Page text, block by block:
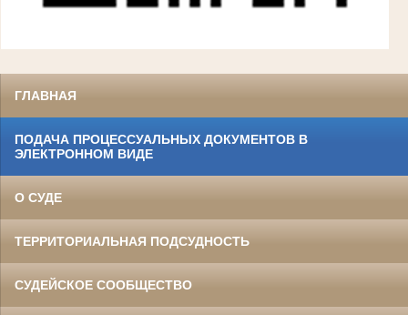
ГЛАВНАЯ
ПОДАЧА ПРОЦЕССУАЛЬНЫХ ДОКУМЕНТОВ В
ЭЛЕКТРОННОМ ВИДЕ
О СУДЕ
ТЕРРИТОРИАЛЬНАЯ ПОДСУДНОСТЬ
СУДЕЙСКОЕ СООБЩЕСТВО